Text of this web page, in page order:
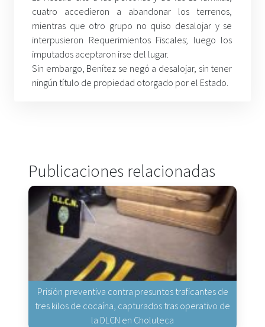
cuatro accedieron a abandonar los terrenos,
mientras que otro grupo no quiso desalojar y se
interpusieron Requerimientos Fiscales; luego los
imputados aceptaron irse del lugar.
Sin embargo, Benítez se negó a desalojar, sin tener
ningún título de propiedad otorgado por el Estado.
Publicaciones relacionadas
Prisión preventiva contra presuntos traficantes de
tres kilos de cocaína, capturados tras operativo de
la DLCN en Choluteca